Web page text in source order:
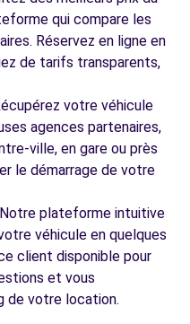
qui compare les
Réservez en ligne en
de tarifs transparents,
votre véhicule
agences partenaires,
ville, en gare ou près
le démarrage de votre
Notre plateforme intuitive
véhicule en quelques
client disponible pour
et vous
de votre location.